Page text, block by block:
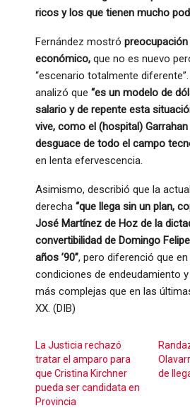
ricos y los que tienen mucho
Fernández mostró
económico, que no es nuevo
“escenario totalmente diferente”.
analizó que “es un modelo de
salario y de repente esta
vive, como el (hospital)
desguace de todo el campo
en lenta efervescencia.
Asimismo, describió que la
derecha “que llega sin un plan,
José Martínez de Hoz de la
convertibilidad de Domingo
años ’90”, pero diferenció que
condiciones de endeudamiento
más complejas que en las
XX. (DIB)
La Justicia rechazó
tratar el amparo para
que Cristina Kirchner
pueda ser candidata en
Provincia
de